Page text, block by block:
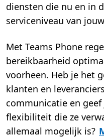
diensten die nu en in
serviceniveau van
Met Teams Phone
bereikbaarheid
voorheen. Heb je het
klanten en
communicatie en
flexibiliteit die ze
allemaal mogelijk is?